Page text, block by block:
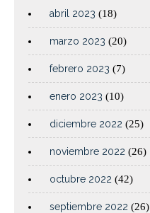
abril 2023 (18)
marzo 2023 (20)
febrero 2023 (7)
enero 2023 (10)
diciembre 2022 (25)
noviembre 2022 (26)
octubre 2022 (42)
septiembre 2022 (26)